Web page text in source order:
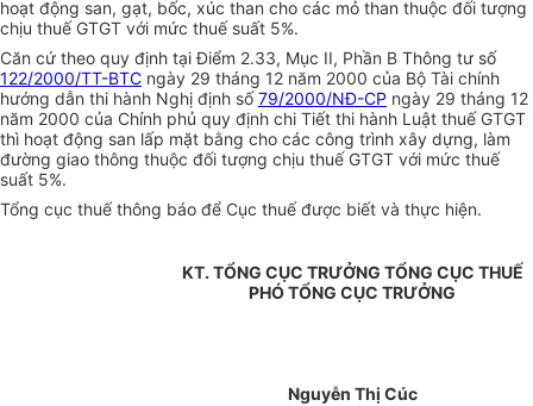
hoạt động san, gạt, bốc, xúc than cho các mỏ than thuộc đối tượng
chịu thuế GTGT với mức thuế suất 5%.
Căn cứ theo quy định tại Điểm 2.33, Mục II, Phần B Thông tư số
122/2000/TT-BTC ngày 29 tháng 12 năm 2000 của Bộ Tài chính
hướng dẫn thi hành Nghị định số79/2000/NĐ-CP ngày 29 tháng 12
năm 2000 của Chính phủ quy định chi Tiết thi hành Luật thuế GTGT
thì hoạt động san lấp mặt bằng cho các công trình xây dựng, làm
đường giao thông thuộc đối tượng chịu thuế GTGT với mức thuế
suất 5%.
Tổng cục thuế thông báo để Cục thuế được biết và thực hiện.
KT. TỔNG CỤC TRƯỞNG TỔNG CỤC THUẾ
PHÓ TỔNG CỤC TRƯỞNG
Nguyễn Thị Cúc